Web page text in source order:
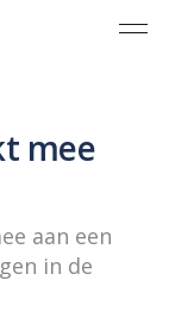
mee
aan een
in de